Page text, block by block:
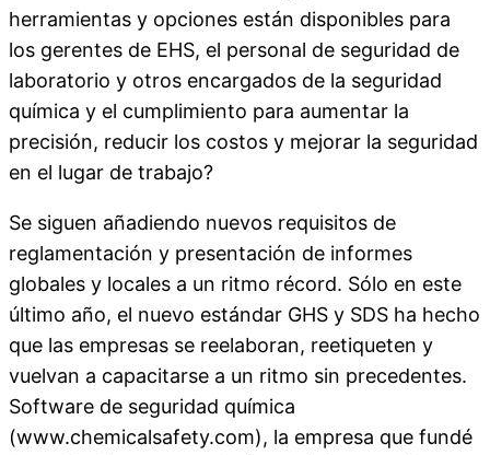
herramientas y opciones están disponibles para
los gerentes de EHS, el personal de seguridad de
laboratorio y otros encargados de la seguridad
química y el cumplimiento para aumentar la
precisión, reducir los costos y mejorar la seguridad
en el lugar de trabajo?
Se siguen añadiendo nuevos requisitos de
reglamentación y presentación de informes
globales y locales a un ritmo récord. Sólo en este
último año, el nuevo estándar GHS y SDS ha hecho
que las empresas se reelaboran, reetiqueten y
vuelvan a capacitarse a un ritmo sin precedentes.
Software de seguridad química
(www.chemicalsafety.com), la empresa que fundé